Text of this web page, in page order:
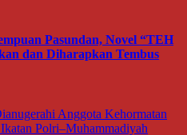
Pasundan, Novel “TEH
dan Diharapkan Tembus